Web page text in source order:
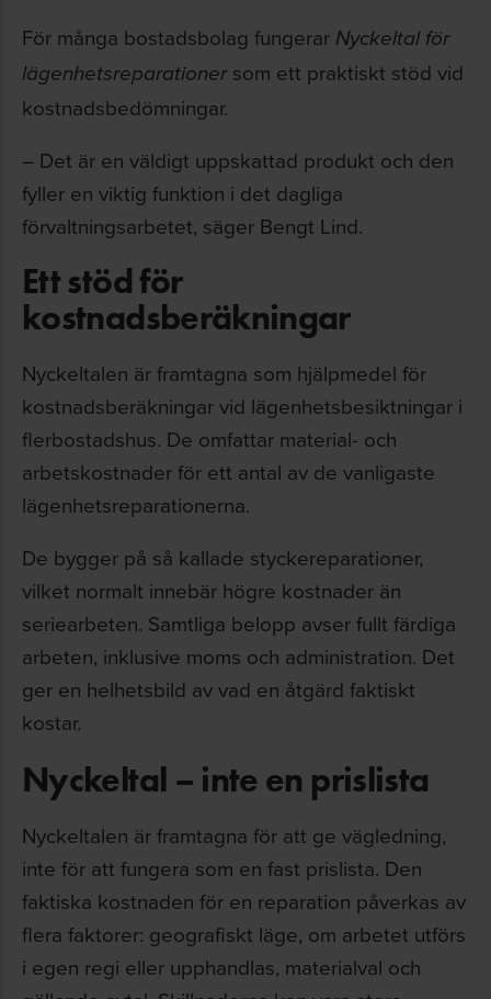
För många bostadsbolag fungerar Nyckeltal för
lägenhetsreparationer som ett praktiskt stöd vid
kostnadsbedömningar.
– Det är en väldigt uppskattad produkt och den
fyller en viktig funktion i det dagliga
förvaltningsarbetet, säger Bengt Lind.
Ett stöd för
kostnadsberäkningar
Nyckeltalen är framtagna som hjälpmedel för
kostnadsberäkningar vid lägenhetsbesiktningar i
flerbostadshus. De omfattar material- och
arbetskostnader för ett antal av de vanligaste
lägenhetsreparationerna.
De bygger på så kallade styckereparationer,
vilket normalt innebär högre kostnader än
seriearbeten. Samtliga belopp avser fullt färdiga
arbeten, inklusive moms och administration. Det
ger en helhetsbild av vad en åtgärd faktiskt
kostar.
Nyckeltal – inte en prislista
Nyckeltalen är framtagna för att ge vägledning,
inte för att fungera som en fast prislista. Den
faktiska kostnaden för en reparation påverkas av
flera faktorer: geografiskt läge, om arbetet utförs
i egen regi eller upphandlas, materialval och